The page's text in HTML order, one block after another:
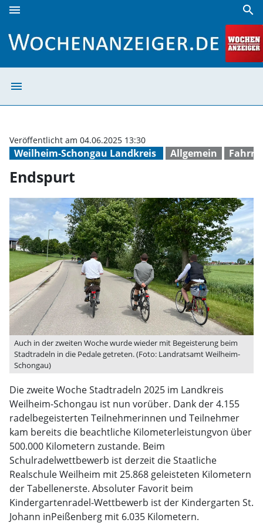
menu search
menu
Weilheim-Schongau Landkreis Allgemein
Veröffentlicht am 04.06.2025 13:30
Endspurt
Auch in der zweiten Woche wurde wieder mit Begeisterung beim
Stadtradeln in die Pedale getreten. (Foto: Landratsamt Weilheim-
Schongau)
Die zweite Woche Stadtradeln 2025 im Landkreis
Weilheim-Schongau ist nun vorüber. Dank der 4.155
radelbegeisterten Teilnehmerinnen und Teilnehmer
kam bereits die beachtliche Kilometerleistungvon über
500.000 Kilometern zustande. Beim
Schulradelwettbewerb ist derzeit die Staatliche
Realschule Weilheim mit 25.868 geleisteten Kilometern
der Tabellenerste. Absoluter Favorit beim
Kindergartenradel-Wettbewerb ist der Kindergarten St.
Johann inPeißenberg mit 6.035 Kilometern.